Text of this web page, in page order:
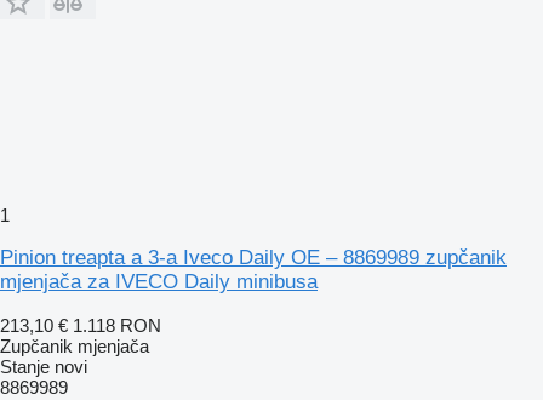
1
Pinion treapta a 3-a Iveco Daily OE – 8869989 zupčanik
mjenjača za IVECO Daily minibusa
213,10 € 1.118 RON
Zupčanik mjenjača
Stanje novi
8869989